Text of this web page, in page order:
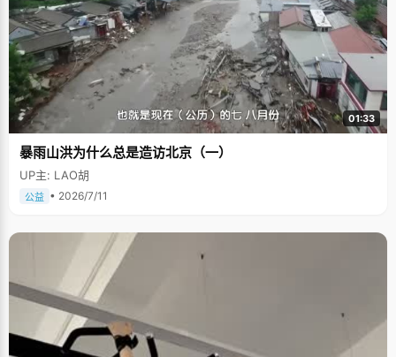
01:33
暴雨山洪为什么总是造访北京（一）
UP主: LAO胡
公益 • 2026/7/11